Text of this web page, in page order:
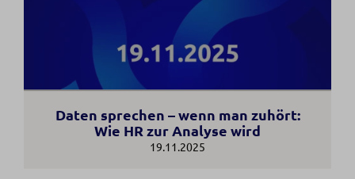
Daten sprechen – wenn man zuhört:
Wie HR zur Analyse wird
19.11.2025